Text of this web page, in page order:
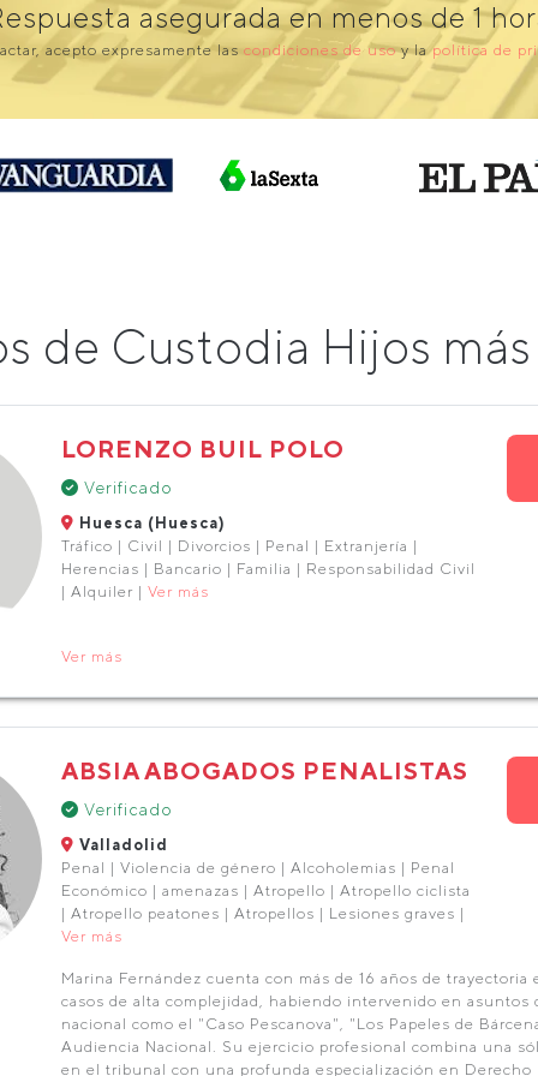
asegurada en menos de 1
acepto expresamente las condiciones de usoy lapolítica de
de Custodia Hijos
LORENZO BUIL POLO
Verificado
Huesca (Huesca)
Tráfico | Civil | Divorcios | Penal | Extranjería |
Herencias | Bancario | Familia | Responsabilidad Civil
| Alquiler | Ver más
Ver más
ABSIA ABOGADOS PENALISTAS
Verificado
Valladolid
Penal | Violencia de género | Alcoholemias | Penal
Económico | amenazas | Atropello | Atropello ciclista
| Atropello peatones | Atropellos | Lesiones graves |
Ver más
Marina Fernández cuenta con más de 16 años de trayectoria
casos de alta complejidad, habiendo intervenido en asuntos
nacional como el "Caso Pescanova", "Los Papeles de
Audiencia Nacional. Su ejercicio profesional combina una
en el tribunal con una profunda especialización en Derecho